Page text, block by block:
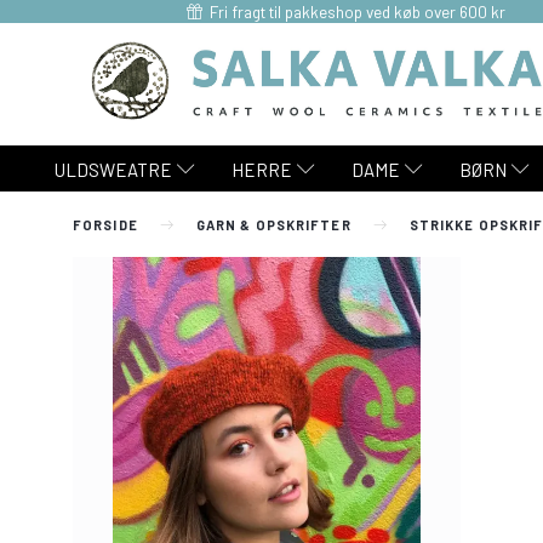
Fri fragt til pakkeshop ved køb over 600 kr
ULDSWEATRE HERRE DAME BØRN
FORSIDE GARN & OPSKRIFTER STRIKKE